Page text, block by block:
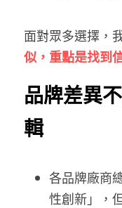
面對眾多選擇，
似，重點是找到
品牌差異
輯
各品牌廠商
性創新」，